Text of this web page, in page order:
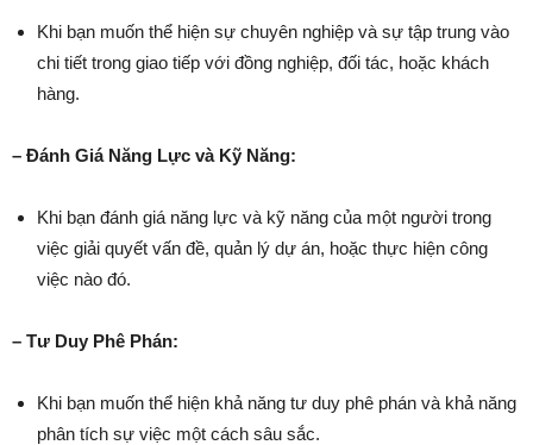
Khi bạn muốn thể hiện sự chuyên nghiệp và sự tập trung vào
chi tiết trong giao tiếp với đồng nghiệp, đối tác, hoặc khách
hàng.
– Đánh Giá Năng Lực và Kỹ Năng:
Khi bạn đánh giá năng lực và kỹ năng của một người trong
việc giải quyết vấn đề, quản lý dự án, hoặc thực hiện công
việc nào đó.
– Tư Duy Phê Phán:
Khi bạn muốn thể hiện khả năng tư duy phê phán và khả năng
phân tích sự việc một cách sâu sắc.